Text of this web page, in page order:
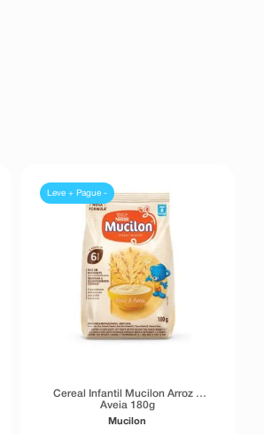
Leve + Pague -
Cereal Infantil Mucilon Arroz e
Aveia 180g
Mucilon